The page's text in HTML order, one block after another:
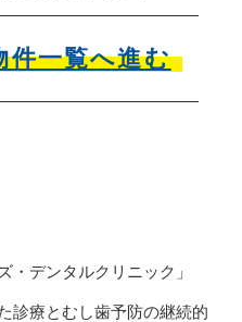
件一覧へ進む
・デンタルクリニック」
診療とむし歯予防の継続的